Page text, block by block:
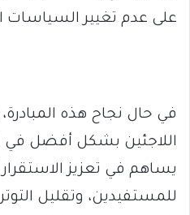
على عدم تغيير السياسات
في حال نجاح هذه
اللاجئين بشكل أفضل في
يساهم في تعزيز
للمستفيدين، وتقليل